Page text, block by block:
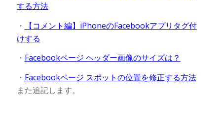
する方法
・
【コメント編】iPhoneのFacebookアプリタグ付
けする
・ Facebookページ ヘッダー画像のサイズは？
・ Facebookページ スポットの位置を修正する方法
また追記します。